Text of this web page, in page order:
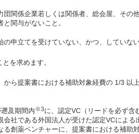
関係企業若しくは関係者、総会屋、その
関与がないこと。
申立てを受けていない、かつ、していない
を求めます。
から提案書における補助対象経費の 1/3 以
及期間内※3に、認定VC（リードを必ず含
社である外国法人が受けた認定VCによ
創薬ベンチャーに、提案書における補助